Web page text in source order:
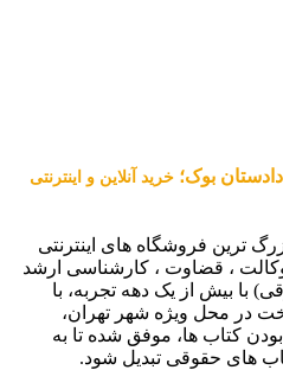
بوک؛ خرید آنلاین و اینترنتی
ترین فروشگاه های اینترنتی
، قضاوت ، کارشناسی ارشد
با بیش از یک دهه تجربه، با
در محل ویژه شهر تهران،
کتاب ها، موفق شده تا به
های حقوقی تبدیل شود.